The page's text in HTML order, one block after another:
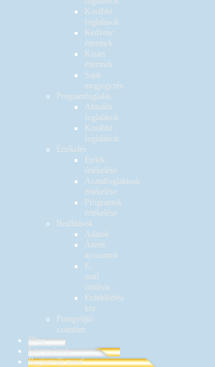
Korábbi
foglalások
Kedvenc
éttermek
Kizárt
éttermek
Saját
megjegyzés
Programfoglalás
Aktuális
foglalások
Korábbi
foglalások
Értékelés
Ételek
értékelése
Asztalfoglalások
értékelése
Programok
értékelése
Beállítások
Adatok
Átvett
accountok
E-
mail
címlista
Érdeklődési
kör
Pontgyűjtő
számlám
Blog
Éttermeknek
Regisztrálj most!